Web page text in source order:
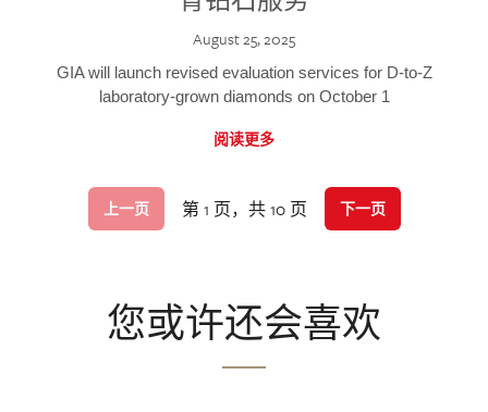
August 25, 2025
GIA will launch revised evaluation services for D-to-Z
laboratory-grown diamonds on October 1
阅读更多
上一页 第 1 页，共 10 页 下一页
您或许还会喜欢